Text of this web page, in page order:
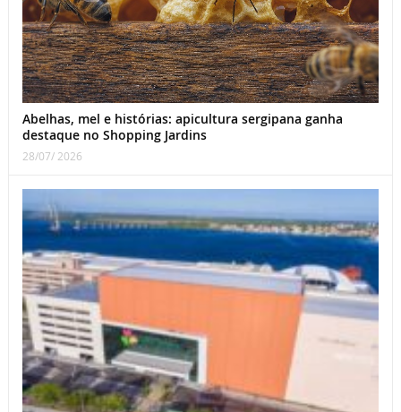
Abelhas, mel e histórias: apicultura sergipana ganha
destaque no Shopping Jardins
28/07/ 2026